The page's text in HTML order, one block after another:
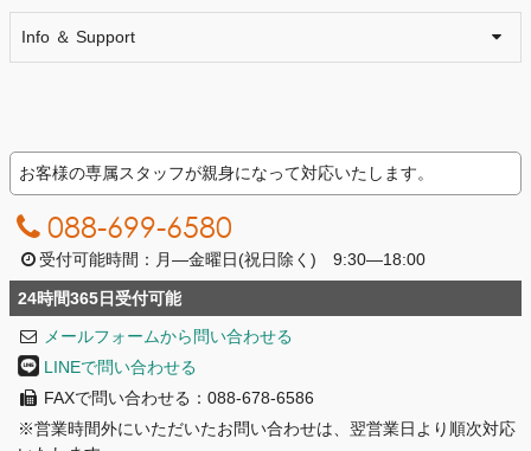
Info ＆ Support
お客様の専属スタッフが親身になって対応いたします。
088-699-6580
受付可能時間：月―金曜日(祝日除く) 9:30―18:00
24時間365日受付可能
メールフォームから問い合わせる
LINEで問い合わせる
FAXで問い合わせる：088-678-6586
※営業時間外にいただいたお問い合わせは、翌営業日より順次対応